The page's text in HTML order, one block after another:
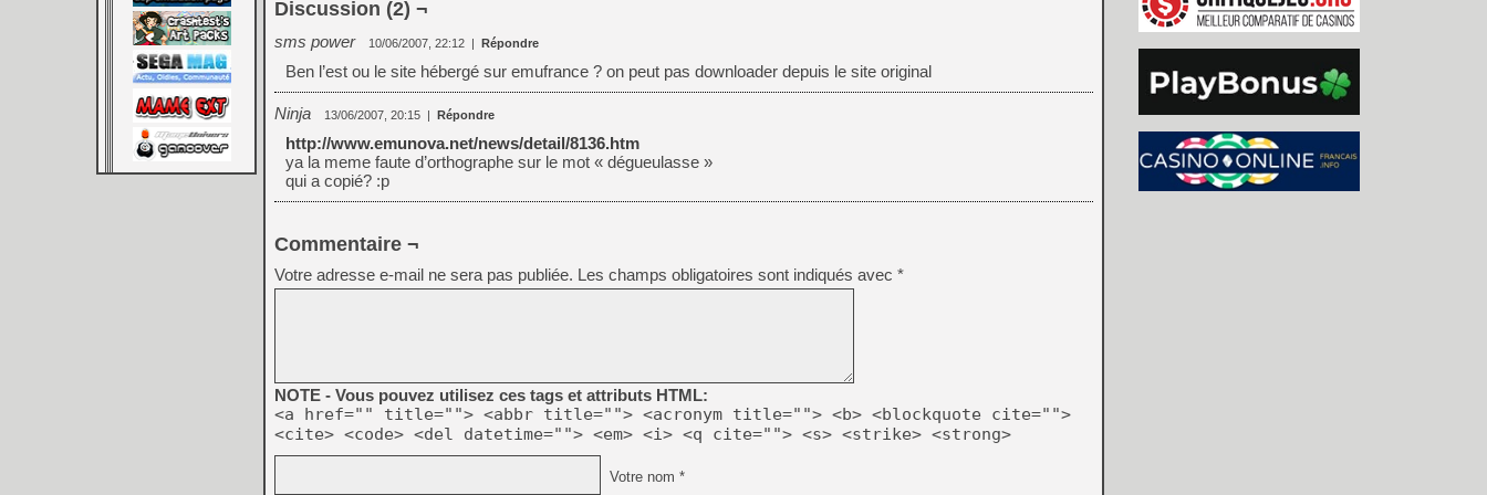
Discussion (2) ¬
sms power 10/06/2007, 22:12 | Répondre
Ben l’est ou le site hébergé sur emufrance ? on peut pas downloader depuis le site original
Ninja 13/06/2007, 20:15 | Répondre
http://www.emunova.net/news/detail/8136.htm
ya la meme faute d’orthographe sur le mot « dégueulasse »
qui a copié? :p
Commentaire ¬
Votre adresse e-mail ne sera pas publiée. Les champs obligatoires sont indiqués avec *
NOTE - Vous pouvez utilisez ces tags et attributs HTML:
<a href="" title=""> <abbr title=""> <acronym title=""> <b> <blockquote cite="">
<cite> <code> <del datetime=""> <em> <i> <q cite=""> <s> <strike> <strong>
Votre nom *